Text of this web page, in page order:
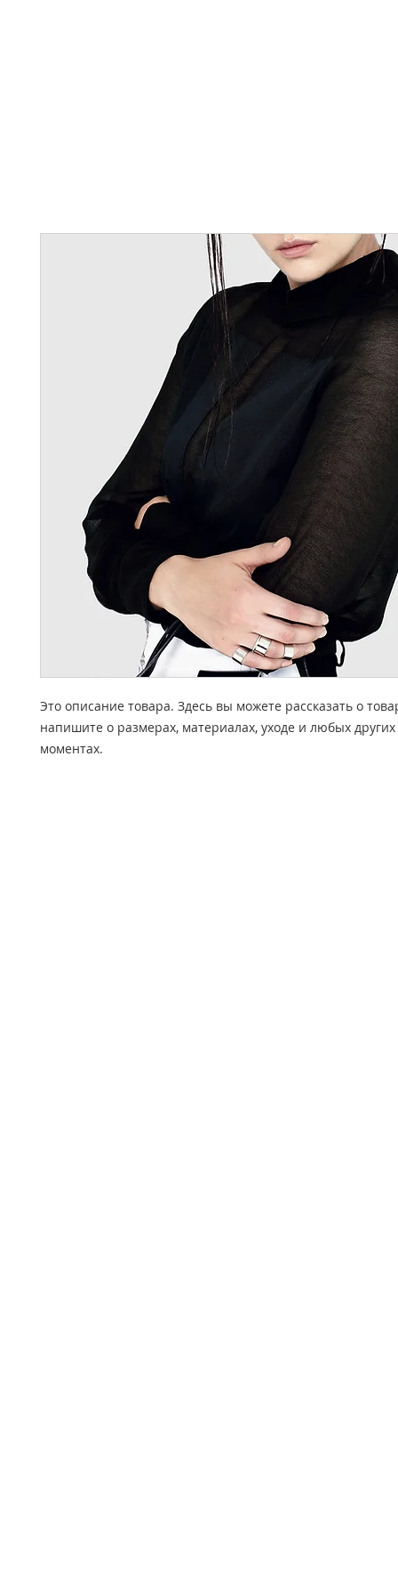
Это описание товара. Здесь вы можете рассказать о
напишите о размерах, материалах, уходе и любых
моментах.